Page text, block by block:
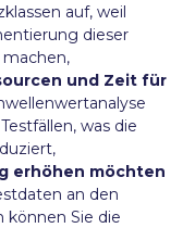
auf, weil
dieser
und Zeit für
was die
erhöhen möchten
an den
können Sie die